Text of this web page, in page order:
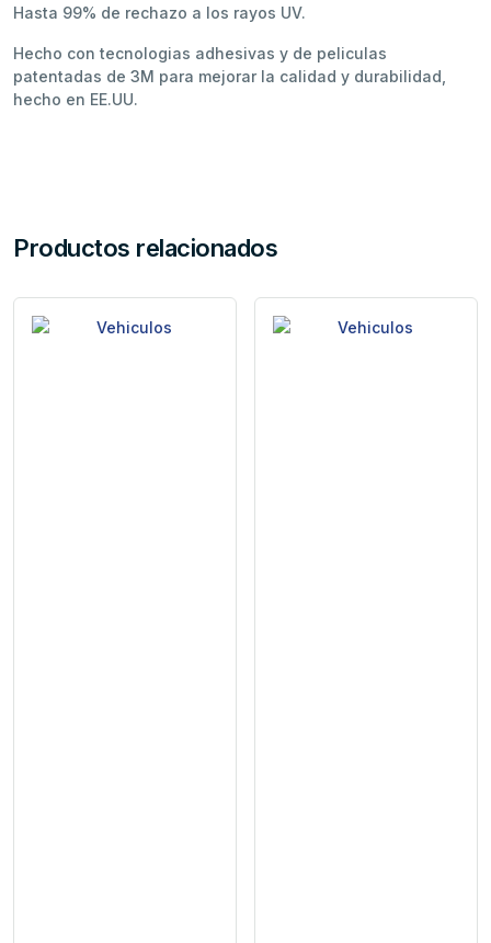
Hasta 99% de rechazo a los rayos UV.
Hecho con tecnologias adhesivas y de peliculas
patentadas de 3M para mejorar la calidad y durabilidad,
hecho en EE.UU.
Productos relacionados